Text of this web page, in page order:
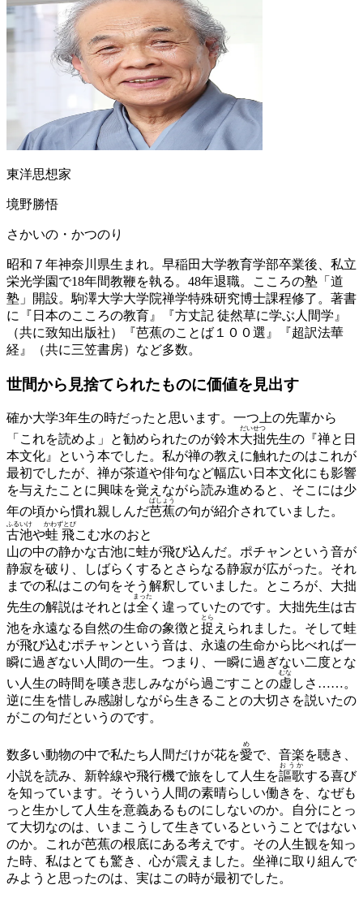
東洋思想家
境野勝悟
さかいの・かつのり
昭和７年神奈川県生まれ。早稲田大学教育学部卒業後、私立
栄光学園で18年間教鞭を執る。48年退職。こころの塾「道
塾」開設。駒澤大学大学院禅学特殊研究博士課程修了。著書
に『日本のこころの教育』『方丈記 徒然草に学ぶ人間学』
（共に致知出版社）『芭蕉のことば１００選』『超訳法華
経』（共に三笠書房）など多数。
世間から見捨てられたものに価値を見出す
確か大学3年生の時だったと思います。一つ上の先輩から
「これを読めよ」と勧められたのが鈴木大拙
だいせつ
先生の『禅と日
本文化』という本でした。私が禅の教えに触れたのはこれが
最初でしたが、禅が茶道や俳句など幅広い日本文化にも影響
を与えたことに興味を覚えながら読み進めると、そこには少
年の頃から慣れ親しんだ芭蕉
ばしょう
の句が紹介されていました。
古池
ふるいけ
や蛙飛
かわずとび
こむ水のおと
山の中の静かな古池に蛙が飛び込んだ。ポチャンという音が
静寂を破り、しばらくするとさらなる静寂が広がった。それ
までの私はこの句をそう解釈していました。ところが、大拙
先生の解説はそれとは全
まった
く違っていたのです。大拙先生は古
池を永遠なる自然の生命の象徴と捉
とら
えられました。そして蛙
が飛び込むポチャンという音は、永遠の生命から比べれば一
瞬に過ぎない人間の一生。つまり、一瞬に過ぎない二度とな
い人生の時間を嘆き悲しみながら過ごすことの虚
むな
しさ……。
逆に生を惜しみ感謝しながら生きることの大切さを説いたの
がこの句だというのです。
数多い動物の中で私たち人間だけが花を愛
め
で、音楽を聴き、
小説を読み、新幹線や飛行機で旅をして人生を謳歌
おうか
する喜び
を知っています。そういう人間の素晴らしい働きを、なぜも
っと生かして人生を意義あるものにしないのか。自分にとっ
て大切なのは、いまこうして生きているということではない
のか。これが芭蕉の根底にある考えです。その人生観を知っ
た時、私はとても驚き、心が震えました。坐禅に取り組んで
みようと思ったのは、実はこの時が最初でした。